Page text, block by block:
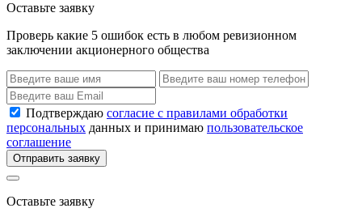
Оставьте заявку
Проверь какие 5 ошибок есть в любом ревизионном
заключении акционерного общества
Подтверждаю согласие с правилами обработки
персональных данных и принимаю пользовательское
соглашение
Отправить заявку
Оставьте заявку